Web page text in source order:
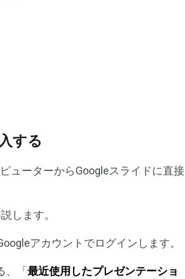
する
ューターからGoogleスライドに直接
します。
アカウントでログインします。
、「最近使用したプレゼンテーショ